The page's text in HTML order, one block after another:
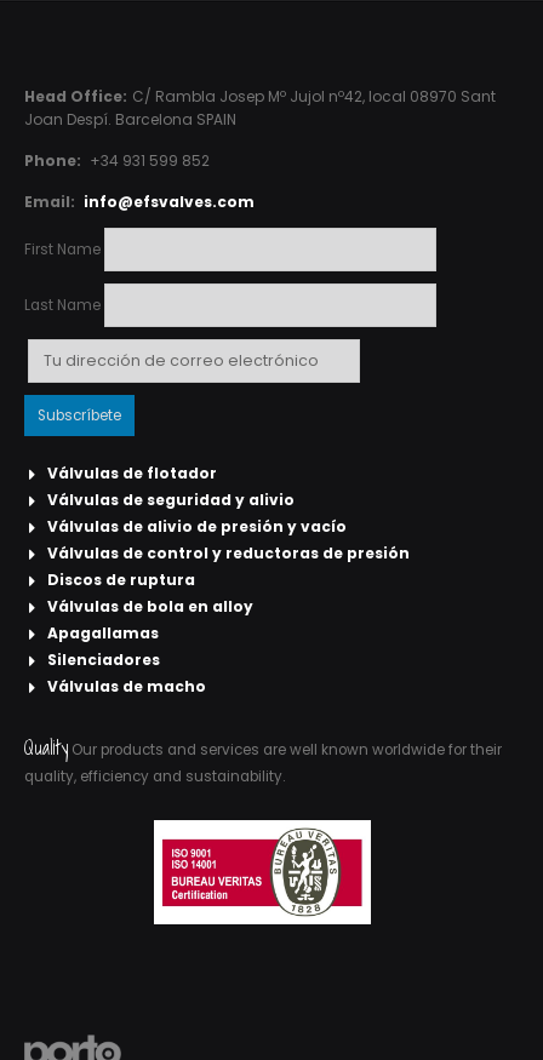
Head Office: C/ Rambla Josep Mº Jujol nº42, local 08970 Sant
Joan Despí. Barcelona SPAIN
Phone: +34 931 599 852
Email: info@efsvalves.com
First Name
Last Name
Válvulas de flotador
Válvulas de seguridad y alivio
Válvulas de alivio de presión y vacío
Válvulas de control y reductoras de presión
Discos de ruptura
Válvulas de bola en alloy
Apagallamas
Silenciadores
Válvulas de macho
Quality Our products and services are well known worldwide for their
quality, efficiency and sustainability.